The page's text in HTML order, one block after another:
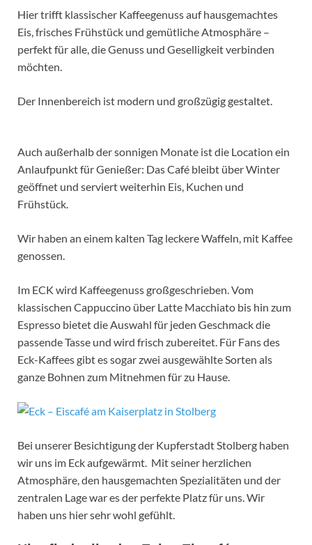
Hier trifft klassischer Kaffeegenuss auf hausgemachtes
Eis, frisches Frühstück und gemütliche Atmosphäre –
perfekt für alle, die Genuss und Geselligkeit verbinden
möchten.
Der Innenbereich ist modern und großzügig gestaltet.
Auch außerhalb der sonnigen Monate ist die Location ein
Anlaufpunkt für Genießer: Das Café bleibt über Winter
geöffnet und serviert weiterhin Eis, Kuchen und
Frühstück.
Wir haben an einem kalten Tag leckere Waffeln, mit Kaffee
genossen.
Im ECK wird Kaffeegenuss großgeschrieben. Vom
klassischen Cappuccino über Latte Macchiato bis hin zum
Espresso bietet die Auswahl für jeden Geschmack die
passende Tasse und wird frisch zubereitet. Für Fans des
Eck-Kaffees gibt es sogar zwei ausgewählte Sorten als
ganze Bohnen zum Mitnehmen für zu Hause.
Bei unserer Besichtigung der Kupferstadt Stolberg haben
wir uns im Eck aufgewärmt. Mit seiner herzlichen
Atmosphäre, den hausgemachten Spezialitäten und der
zentralen Lage war es der perfekte Platz für uns. Wir
haben uns hier sehr wohl gefühlt.